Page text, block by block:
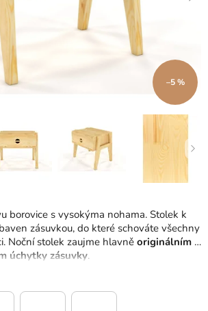
borovice s vysokýma nohama. Stolek k
zásuvkou, do které schováte všechny
Noční stolek zaujme hlavně originálním a
úchytky zásuvky.
–5 %